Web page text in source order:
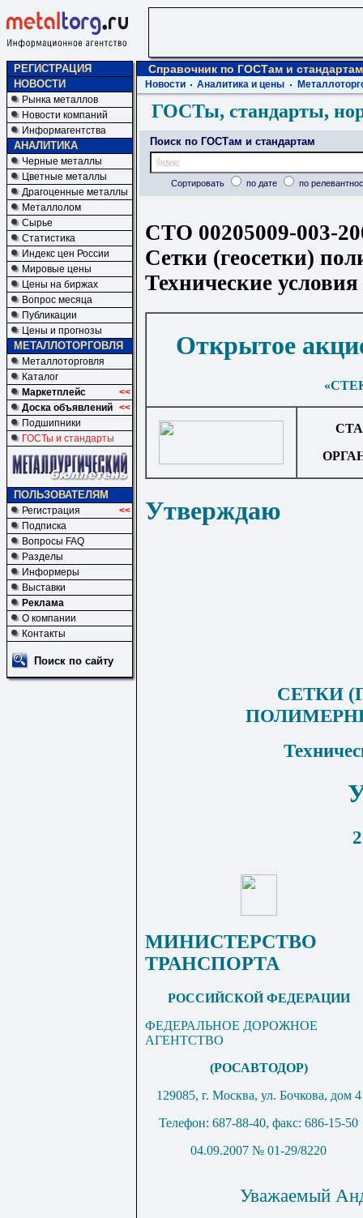
РЕГИСТРАЦИЯ
НОВОСТИ
Рынка металлов
Новости компаний
Информагентства
АНАЛИТИКА
Черные металлы
Цветные металлы
Драгоценные металлы
Металлолом
Сырье
Статистика
Индекс цен России
Мировые цены
Цены на биржах
Вопрос месяца
Публикации
Цены и прогнозы
МЕТАЛЛОТОРГОВЛЯ
Металлоторговля
Каталог
Маркетплейс
<<
Доска объявлений <<
Подшипники
ГОСТы и стандарты
ПОЛЬЗОВАТЕЛЯМ
Регистрация
<<
Подписка
Вопросы FAQ
Разделы
Информеры
Выставки
Реклама
О компании
Контакты
Поиск по сайту
Справочник по ГОСТам и стандартам
Новости Аналитика и цены
ГОСТы, стандарты,
Поиск по ГОСТам и стандартам
Сортировать по дате по
СТО 00205009-003-
Сетки (геосетки)
Технические условия
Открытое
Утверждаю
СЕТКИ
МИНИСТЕРСТВО
ТРАНСПОРТА
РОССИЙСКОЙ ФЕДЕРАЦИИ
ФЕДЕРАЛЬНОЕ ДОРОЖНОЕ
АГЕНТСТВО
(РОСАВТОДОР)
129085, г. Москва, ул. Бочкова, дом 4
Телефон: 687-88-40, факс: 686-15-50
04.09.2007 № 01-29/8220
Уважаемый